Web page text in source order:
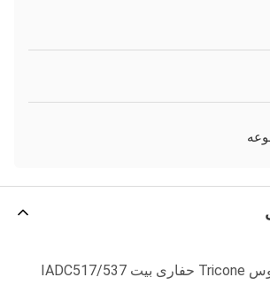
20 اینچ گردش معکوس Tricone حفاری بیت IADC517/537